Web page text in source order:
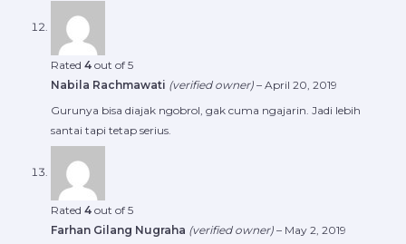
Rated 4 out of 5
Nabila Rachmawati (verified owner) – April 20, 2019
Gurunya bisa diajak ngobrol, gak cuma ngajarin. Jadi lebih
santai tapi tetap serius.
Rated 4 out of 5
Farhan Gilang Nugraha (verified owner) – May 2, 2019